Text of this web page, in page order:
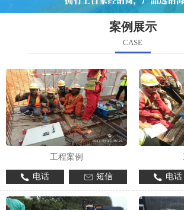
案例展示
CASE
工程案例
电话 短信 电话